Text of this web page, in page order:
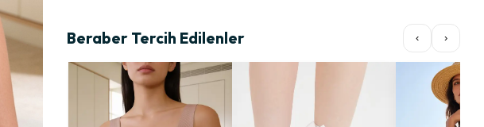
Beraber Tercih Edilenler ‹ ›